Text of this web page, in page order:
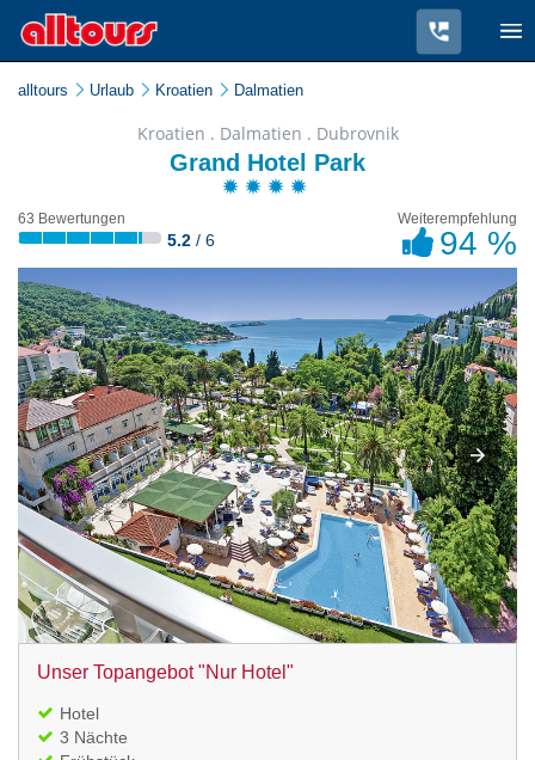
alltours Urlaub Kroatien Dalmatien
Kroatien . Dalmatien . Dubrovnik
Grand Hotel Park
63 Bewertungen
5.2 / 6
Weiterempfehlung
94 %
Unser Topangebot "Nur Hotel"
Hotel
3 Nächte